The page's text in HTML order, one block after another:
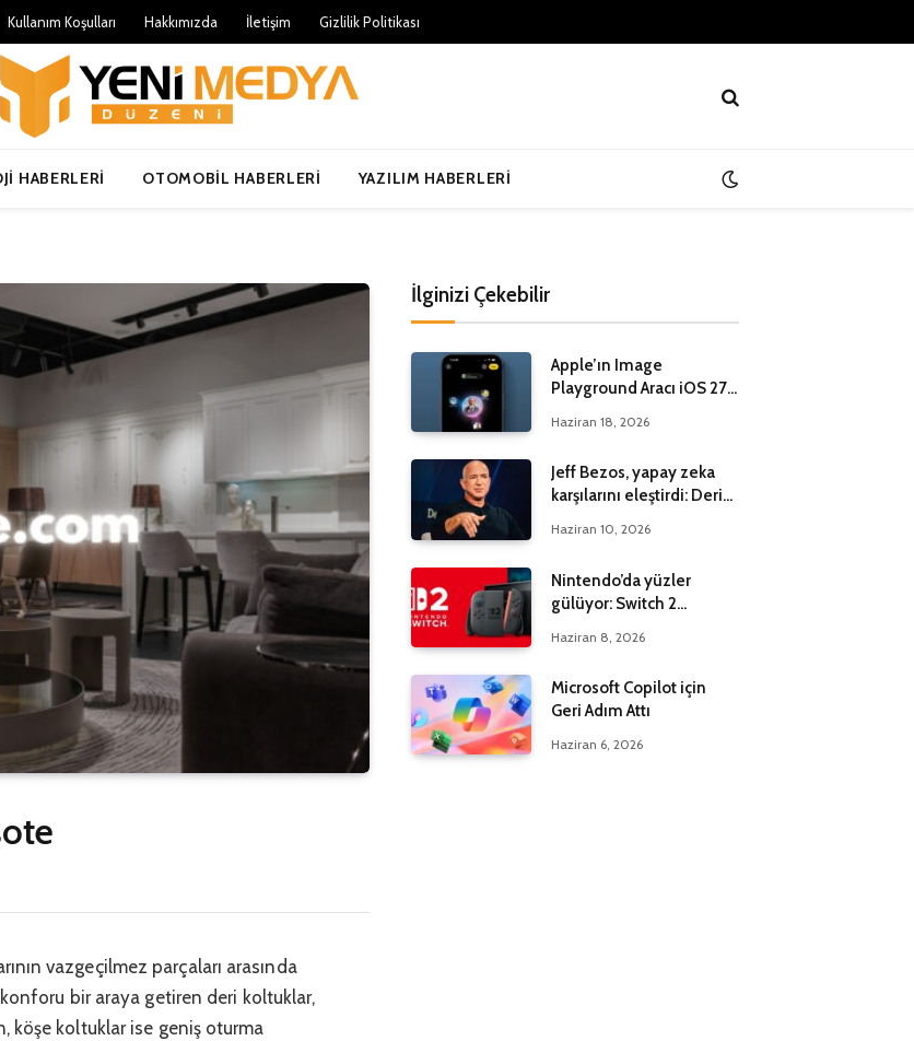
Kullanım Koşulları Hakkımızda İletişim Gizlilik Politikası
HABERLERI OTOMOBIL HABERLERI YAZILIM HABERLERI
vazgeçilmez parçaları arasında
konforu bir araya getiren deri koltuklar,
köşe koltuklar ise geniş oturma
İlginizi Çekebilir
Apple’ın Image
Playground Aracı iOS 27
Haziran 18, 2026
Jeff Bezos, yapay zeka
karşılarını eleştirdi: Derin
Haziran 10, 2026
Nintendo’da yüzler
gülüyor: Switch 2
Haziran 8, 2026
Microsoft Copilot için
Geri Adım Attı
Haziran 6, 2026